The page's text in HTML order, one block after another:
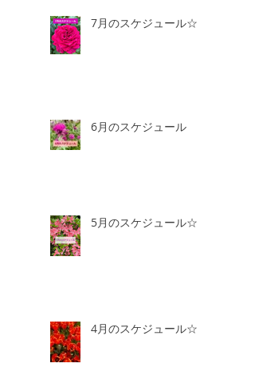
7月のスケジュール☆
6月のスケジュール
5月のスケジュール☆
4月のスケジュール☆